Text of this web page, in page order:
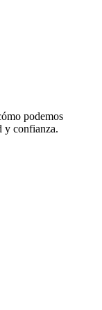
podemos
y confianza.